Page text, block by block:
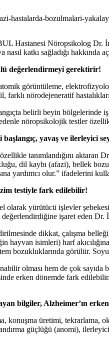
hastalarda-bozulmalari-
Hastanesi Nöropsikolog Dr.
nasıl katkı sağladığı hakkında
değerlendirmeyi gerektirir!
görüntüleme,
nörodejeneratif
belirli beyin bölgelerinde
nöropsikolojik testler
başlangıç, yavaş ve ilerleyici
tanımlandığını
dil kaybı (afazi), bellek
yardımcı olur.” ifadelerini
testiyle fark edilebilir!
yürütücü işlevler
değerlendirdiğine işaret eden
dikkat, çalışma
hayvan isimleri) harf
bozukluklarında görülür.
olması hem de çok
erken dönemde fark
bilgiler, Alzheimer’ın
konuşma üretimi, tekrarlama,
güçlüğü (anomi),